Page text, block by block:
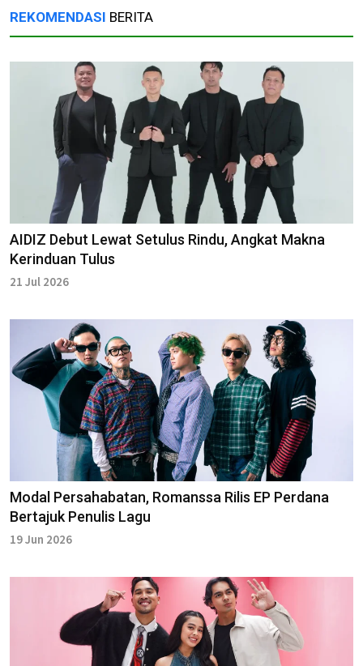
REKOMENDASI BERITA
AIDIZ Debut Lewat Setulus Rindu, Angkat Makna
Kerinduan Tulus
21 Jul 2026
Modal Persahabatan, Romanssa Rilis EP Perdana
Bertajuk Penulis Lagu
19 Jun 2026